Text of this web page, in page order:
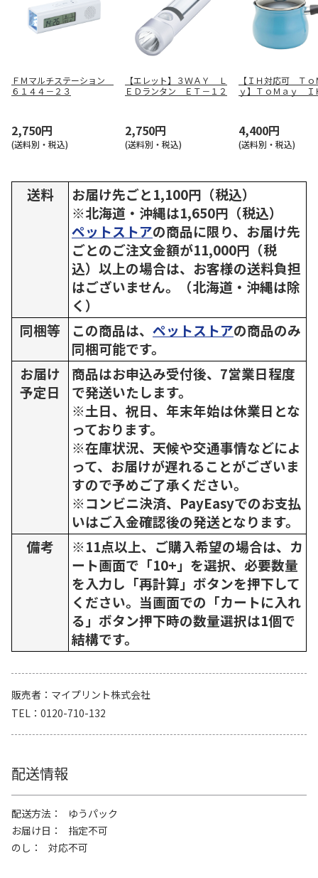
ＦＭマルチステーション
６１４４－２３
2,750円
(送料別・税込)
【エレット】３ＷＡＹ Ｌ
ＥＤランタン ＥＴ－１２
2,750円
(送料別・税込)
【ＩＨ対応可 Ｔｏ
ｙ】ＴｏＭａｙ Ｉ
4,400円
(送料別・税込)
送料
お届け先ごと1,100円（税込）
※北海道・沖縄は1,650円（税込）
ペットストアの商品に限り、お届け先
ごとのご注文金額が11,000円（税
込）以上の場合は、お客様の送料負担
はございません。（北海道・沖縄は除
く）
同梱等
この商品は、 ペットストアの商品のみ
同梱可能です。
お届け
予定日
商品はお申込み受付後、7営業日程度
で発送いたします。
※土日、祝日、年末年始は休業日とな
っております。
※在庫状況、天候や交通事情などによ
って、お届けが遅れることがございま
すので予めご了承ください。
※コンビニ決済、PayEasyでのお支払
いはご入金確認後の発送となります。
備考
※11点以上、ご購入希望の場合は、カ
ート画面で「10+」を選択、必要数量
を入力し「再計算」ボタンを押下して
ください。当画面での「カートに入れ
る」ボタン押下時の数量選択は1個で
結構です。
販売者
マイプリント株式会社
TEL
0120-710-132
配送情報
配送方法
ゆうパック
お届け日
指定不可
のし
対応不可